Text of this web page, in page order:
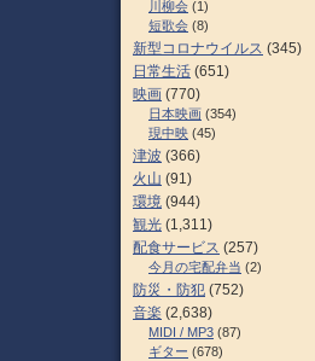
川柳会 (1)
短歌会 (8)
新型コロナウイルス (345)
日常生活 (651)
映画 (770)
日本映画 (354)
現中映 (45)
津波 (366)
火山 (91)
環境 (944)
観光 (1,311)
配食サービス (257)
今月の宅配弁当 (2)
防災・防犯 (752)
音楽 (2,638)
MIDI / MP3 (87)
ギター (678)